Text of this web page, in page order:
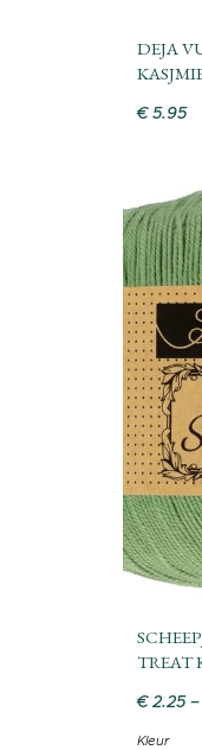
DEJA
€ 5.95
TREAT
€ 2.25
Kleur